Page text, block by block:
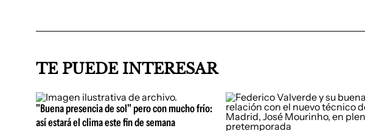
TE PUEDE INTERESAR
"Buena presencia de sol" pero con mucho frío:
así estará el clima este fin de semana